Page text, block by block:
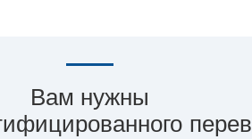
Вам нужны